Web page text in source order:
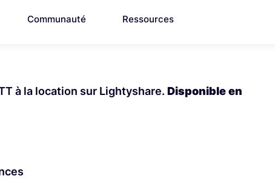
Communauté Ressources
à la location sur Lightyshare. Disponible en